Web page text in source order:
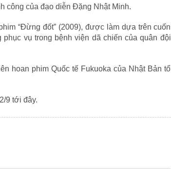
công của đạo diễn Đặng Nhật Minh.
“Đừng đốt” (2009), được làm dựa trên cuốn
vụ trong bệnh viện dã chiến của quân đội
hoan phim Quốc tế Fukuoka của Nhật Bản tổ
9 tới đây.